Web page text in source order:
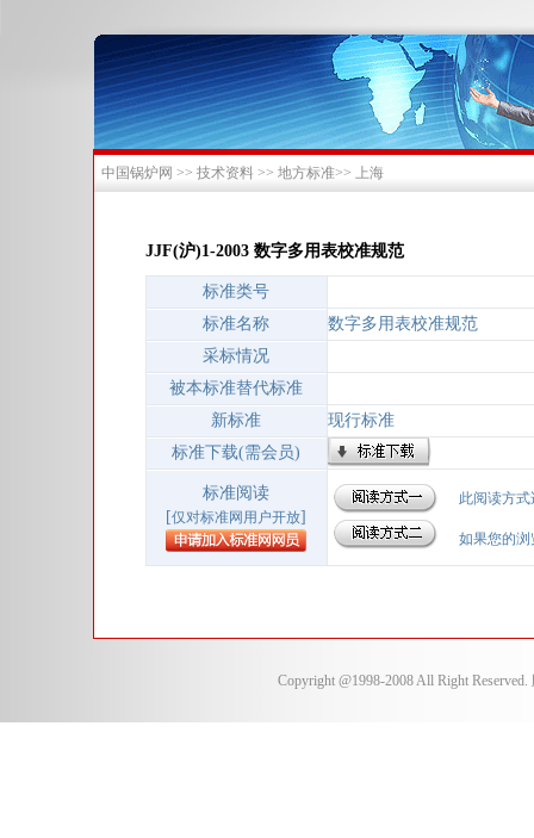
中国锅炉网 >> 技术资料 >> 地方标准>> 上海
JJF(沪)1-2003 数字多用表校准规范
标准类号
标准名称
数字多用表校准规范
采标情况
被本标准替代标准
新标准
现行标准
标准下载(需会员)
标准阅读
[仅对标准网用户开放]
此阅读方
如果您的浏
Copyright @1998-2008 All Right